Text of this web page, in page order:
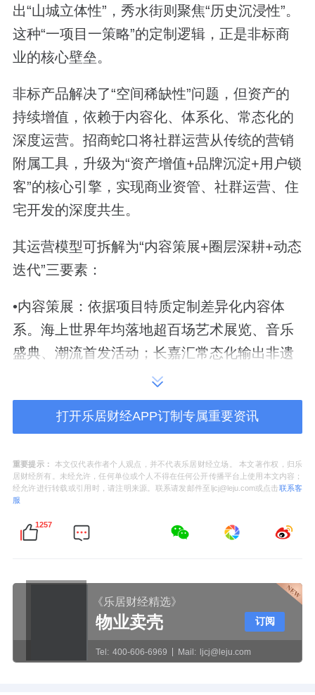
出“山城立体性”，秀水街则聚焦“历史沉浸性”。
这种“一项目一策略”的定制逻辑，正是非标商
业的核心壁垒。
非标产品解决了“空间稀缺性”问题，但资产的
持续增值，依赖于内容化、体系化、常态化的
深度运营。招商蛇口将社群运营从传统的营销
附属工具，升级为“资产增值+品牌沉淀+用户锁
客”的核心引擎，实现商业资管、社群运营、住
宅开发的深度共生。
其运营模型可拆解为“内容策展+圈层深耕+动态
迭代”三要素：
•内容策展：依据项目特质定制差异化内容体
系。海上世界年均落地超百场艺术展览、音乐
盛典、潮流首发活动；长嘉汇常态化输出非遗
展演、两江光影秀、城市记忆展；秀水街则以
国风演艺、非遗嘉年华、人文艺术策展为核
心，精准吸附文化爱好者与高端品质客群。
•圈层深耕：从“广谱流量”转向“精准圈层”。海
上世界深耕外籍社群与城市精英，长嘉汇聚焦
巴渝人文爱好者，秀水街瞄准文化爱好者与高
端品质客群。通过圈层化运营，实现从“一次性
•动态迭代：内容体系非一成不变，而是根据客
群反馈、市场趋势、季节特征进行动态调整。
这种“小步快跑”的迭代机制，确保运营内容始
终与用户需求保持同频。
打开乐居财经APP订制专属重要资讯
重要提示：
本文仅代表作者个人观点，并不代表乐居财经立场。 本文著作权，归乐
居财经所有。未经允许，任何单位或个人不得在任何公开传播平台上使用本文内容；
经允许进行转载或引用时，请注明来源。联系请发邮件至ljcj@leju.com或点击联系客
服
1257
《乐居财经精选》
物业卖壳
Tel: 400-606-6969 Mail: ljcj@leju.com
订阅